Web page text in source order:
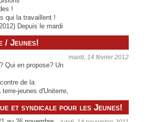
de
des
et d'aborder
du 3 au 8
contact avec
!
qui la travaillent !
Depuis le mardi
forces de police
ont envahi la
Landes, où un
oppose depuis
locale au
l'aéroport
/ Jeunes!
mardi, 14 février 2012
Qui en propose? Un
de la
jeunes d'Uniterre,
mettait un espace à
personnes qui
se présenter et
et syndicale pour les Jeunes!